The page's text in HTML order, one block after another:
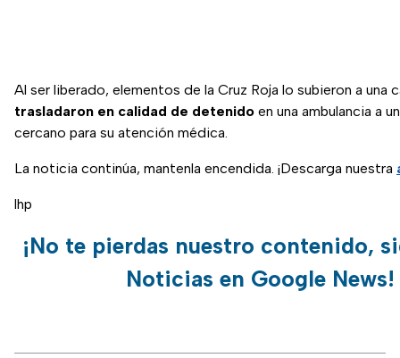
Al ser liberado, elementos de la Cruz Roja lo subieron a una
trasladaron en calidad de detenido en una ambulancia a
cercano para su atención médica.
La noticia continúa, mantenla encendida. ¡Descarga nuestra
lhp
¡No te pierdas nuestro contenido,
Noticias en Google News!